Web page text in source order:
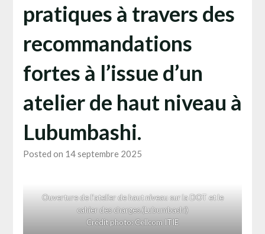
pratiques à travers des
recommandations
fortes à l’issue d’un
atelier de haut niveau à
Lubumbashi.
Posted on 14 septembre 2025
Ouverture de l’atelier de haut niveau sur la DOT et le
cahier des charges.(Lubumbashi)
Crédit photo: Cellcom ITIE